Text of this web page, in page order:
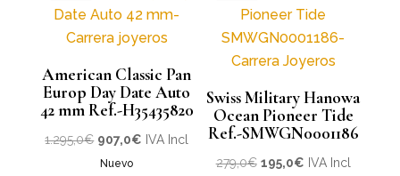
American Classic Pan
Europ Day Date Auto
42 mm Ref.-H35435820
1.295,0€ El
precio
907,0€ ElIVA Incl
Nuevo
Swiss Military Hanowa
Ocean Pioneer Tide
Ref.-SMWGN0001186
279,0€ El
195,0€ElIVA Incl